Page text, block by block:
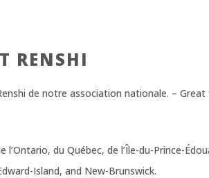
RENSHI
de notre association nationale. –
du Québec, de l’Île-du-Prince-
Island, and New-Brunswick.